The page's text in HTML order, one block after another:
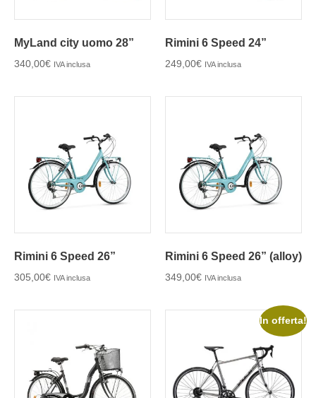
MyLand city uomo 28”
340,00€ IVA inclusa
Rimini 6 Speed 24”
249,00€ IVA inclusa
Rimini 6 Speed 26”
305,00€ IVA inclusa
Rimini 6 Speed 26” (alloy)
349,00€ IVA inclusa
In offerta!